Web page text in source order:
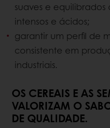
suaves e equilibrados
intensos e ácidos;
garantir um perfil de
consistente em
industriais.
OS CEREAIS E AS
VALORIZAM O
DE QUALIDADE.